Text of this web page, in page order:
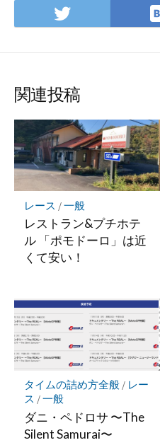
Twitter
で
関連投稿
レース /一般
レストラン&プチホテ
ル 「ポモドーロ」は近
くて安い！
タイムの詰め方全般/ レー
ス /一般
ダニ・ペドロサ 〜The
Silent Samurai〜